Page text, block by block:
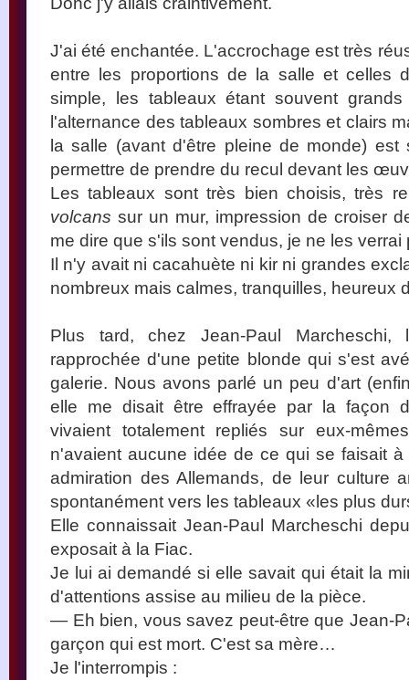
J'ai été enchantée. L'accrochage est très
entre les proportions de la salle et celles
simple, les tableaux étant souvent
l'alternance des tableaux sombres et clairs
la salle (avant d'être pleine de monde) est
permettre de prendre du recul devant les
Les tableaux sont très bien choisis, très
volcans sur un mur, impression de croiser
me dire que s'ils sont vendus, je ne les verrai
Il n'y avait ni cacahuète ni kir ni grandes
nombreux mais calmes, tranquilles, heureux
Plus tard, chez Jean-Paul
rapprochée d'une petite blonde qui s'est
galerie. Nous avons parlé un peu d'art
elle me disait être effrayée par la façon
vivaient totalement repliés sur eux-
n'avaient aucune idée de ce qui se faisait
admiration des Allemands, de leur culture
spontanément vers les tableaux «les plus
Elle connaissait Jean-Paul Marcheschi
exposait à la Fiac.
Je lui ai demandé si elle savait qui était la
d'attentions assise au milieu de la pièce.
— Eh bien, vous savez peut-être que Jean-
garçon qui est mort. C'est sa mère…
Je l'interrompis :